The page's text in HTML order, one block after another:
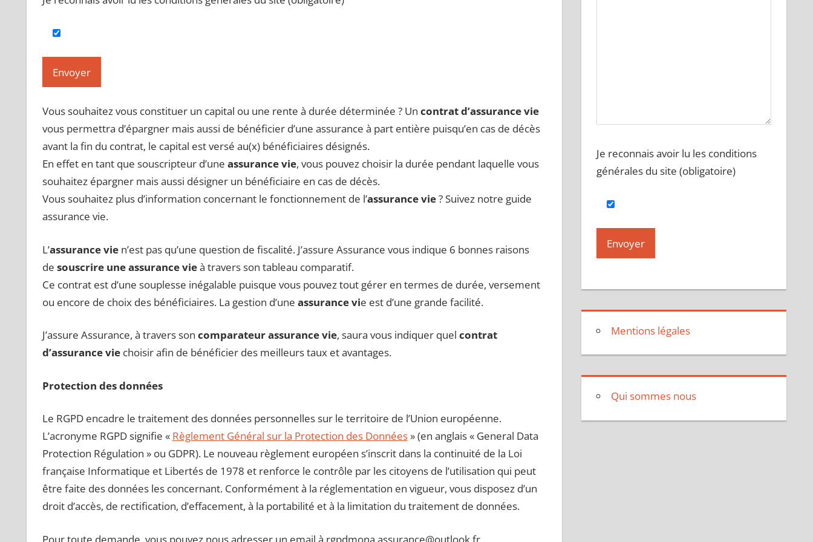
Vous souhaitez vous constituer un capital ou une rente à durée déterminée ? Un contrat d’assurance vie
vous permettra d’épargner mais aussi de bénéficier d’une assurance à part entière puisqu’en cas de décès
avant la fin du contrat, le capital est versé au(x) bénéficiaires désignés.
En effet en tant que souscripteur d’une assurance vie, vous pouvez choisir la durée pendant laquelle vous
souhaitez épargner mais aussi désigner un bénéficiaire en cas de décès.
Vous souhaitez plus d’information concernant le fonctionnement de l’assurance vie? Suivez notre guide
assurance vie.
L’assurance vien’est pas qu’une question de fiscalité. J’assure Assurance vous indique 6 bonnes raisons
de souscrire une assurance vieà travers son tableau comparatif.
Ce contrat est d’une souplesse inégalable puisque vous pouvez tout gérer en termes de durée, versement
ou encore de choix des bénéficiaires. La gestion d’une assurance vie est d’une grande facilité.
J’assure Assurance, à travers son comparateur assurance vie, saura vous indiquer quel contrat
d’assurance viechoisir afin de bénéficier des meilleurs taux et avantages.
Protection des données
Le RGPD encadre le traitement des données personnelles sur le territoire de l’Union européenne.
L’acronyme RGPD signifie « Règlement Général sur la Protection des Données» (en anglais « General Data
Protection Régulation » ou GDPR). Le nouveau règlement européen s’inscrit dans la continuité de la Loi
française Informatique et Libertés de 1978 et renforce le contrôle par les citoyens de l’utilisation qui peut
être faite des données les concernant. Conformément à la réglementation en vigueur, vous disposez d’un
droit d’accès, de rectification, d’effacement, à la portabilité et à la limitation du traitement de données.
Pour toute demande, vous pouvez nous adresser un email à rgpdmona.assurance@outlook.fr
Je reconnais avoir lu les conditions
générales du site (obligatoire)
Mentions légales
Qui sommes nous